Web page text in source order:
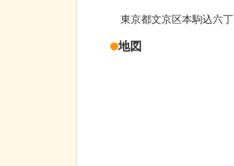
東京都文京区本駒込六
地図